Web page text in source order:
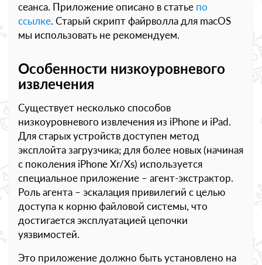
сеанса. Приложение описано в статье по
ссылке. Старый скрипт файрволла для macOS
мы использовать не рекомендуем.
Особенности низкоуровневого
извлечения
Существует несколько способов
низкоуровневого извлечения из iPhone и iPad.
Для старых устройств доступен метод
эксплойта загрузчика; для более новых (начиная
с поколения iPhone Xr/Xs) используется
специальное приложение – агент-экстрактор.
Роль агента – эскалация привилегий с целью
доступа к корню файловой системы, что
достигается эксплуатацией цепочки
уязвимостей.
Это приложение должно быть установлено на